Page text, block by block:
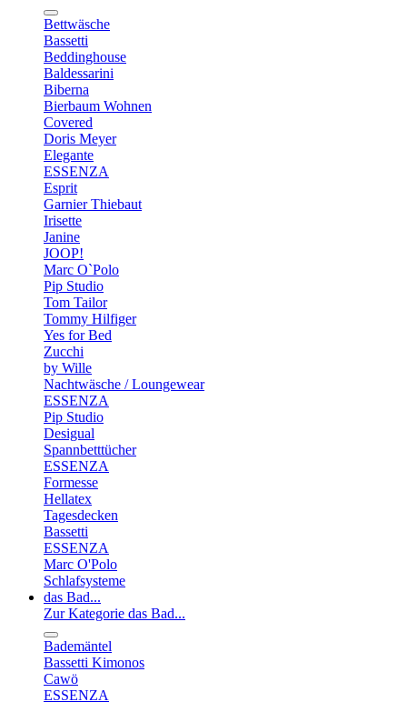
Bettwäsche
Bassetti
Beddinghouse
Baldessarini
Biberna
Bierbaum Wohnen
Covered
Doris Meyer
Elegante
ESSENZA
Esprit
Garnier Thiebaut
Irisette
Janine
JOOP!
Marc O`Polo
Pip Studio
Tom Tailor
Tommy Hilfiger
Yes for Bed
Zucchi
by Wille
Nachtwäsche / Loungewear
ESSENZA
Pip Studio
Desigual
Spannbetttücher
ESSENZA
Formesse
Hellatex
Tagesdecken
Bassetti
ESSENZA
Marc O'Polo
Schlafsysteme
das Bad...
Zur Kategorie das Bad...
Bademäntel
Bassetti Kimonos
Cawö
ESSENZA